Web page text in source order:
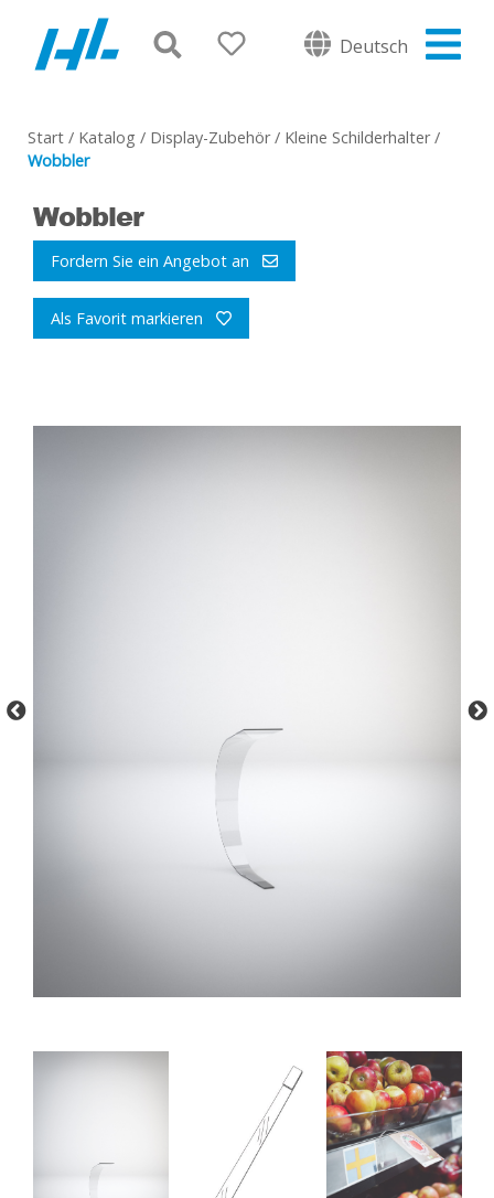
Deutsch
Start / Katalog / Display-Zubehör/ Kleine Schilderhalter/
Wobbler
Wobbler
Fordern Sie ein Angebot an
Als Favorit markieren
- -